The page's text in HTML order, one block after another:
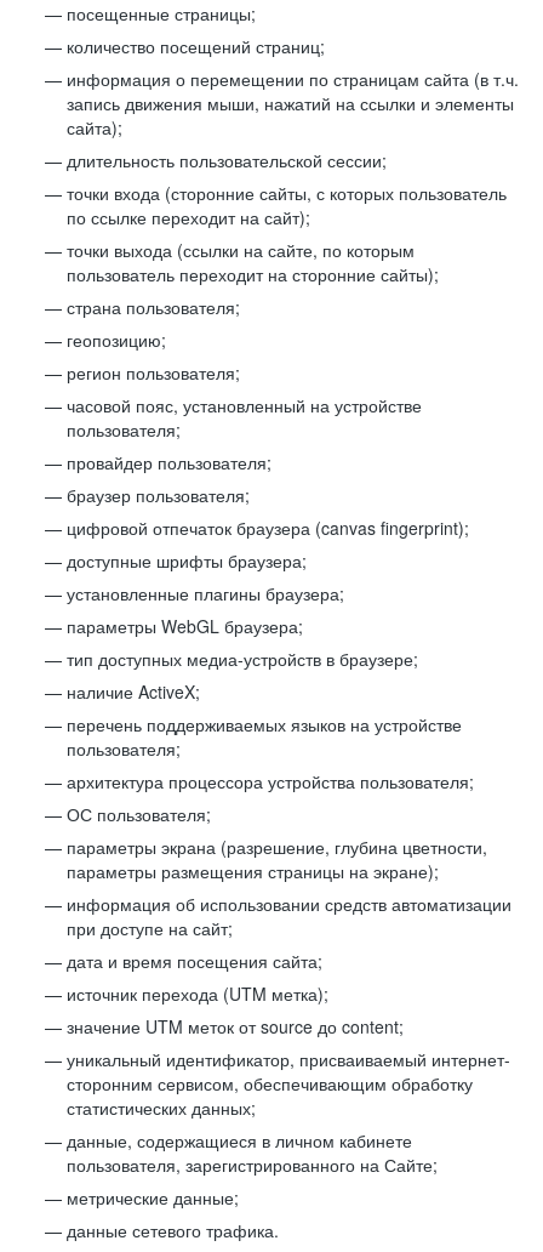
посещенные страницы;
количество посещений страниц;
информация о перемещении по страницам сайта (в т.ч.
запись движения мыши, нажатий на ссылки и элементы
сайта);
длительность пользовательской сессии;
точки входа (сторонние сайты, с которых пользователь
по ссылке переходит на сайт);
точки выхода (ссылки на сайте, по которым
пользователь переходит на сторонние сайты);
страна пользователя;
геопозицию;
регион пользователя;
часовой пояс, установленный на устройстве
пользователя;
провайдер пользователя;
браузер пользователя;
цифровой отпечаток браузера (canvas fingerprint);
доступные шрифты браузера;
установленные плагины браузера;
параметры WebGL браузера;
тип доступных медиа-устройств в браузере;
наличие ActiveX;
перечень поддерживаемых языков на устройстве
пользователя;
архитектура процессора устройства пользователя;
ОС пользователя;
параметры экрана (разрешение, глубина цветности,
параметры размещения страницы на экране);
информация об использовании средств автоматизации
при доступе на сайт;
дата и время посещения сайта;
источник перехода (UTM метка);
значение UTM меток от source до content;
уникальный идентификатор, присваиваемый интернет-
сторонним сервисом, обеспечивающим обработку
статистических данных;
данные, содержащиеся в личном кабинете
пользователя, зарегистрированного на Сайте;
метрические данные;
данные сетевого трафика.